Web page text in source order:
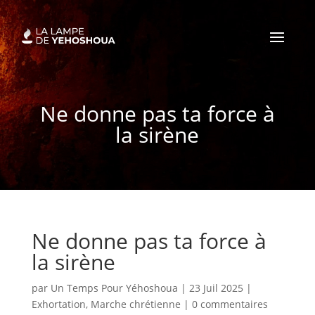
Ne donne pas ta force à
la sirène
Ne donne pas ta force à
la sirène
par Un Temps Pour Yéhoshoua | 23 Juil 2025 |
Exhortation, Marche chrétienne | 0 commentaires